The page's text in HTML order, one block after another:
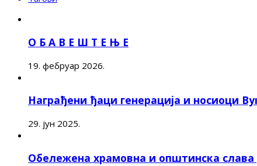
О Б А В Е Ш Т Е Њ Е
19. фебруар 2026.
Награђени ђаци генерација и носиоци
29. јун 2025.
Обележена храмовна и општинска слава